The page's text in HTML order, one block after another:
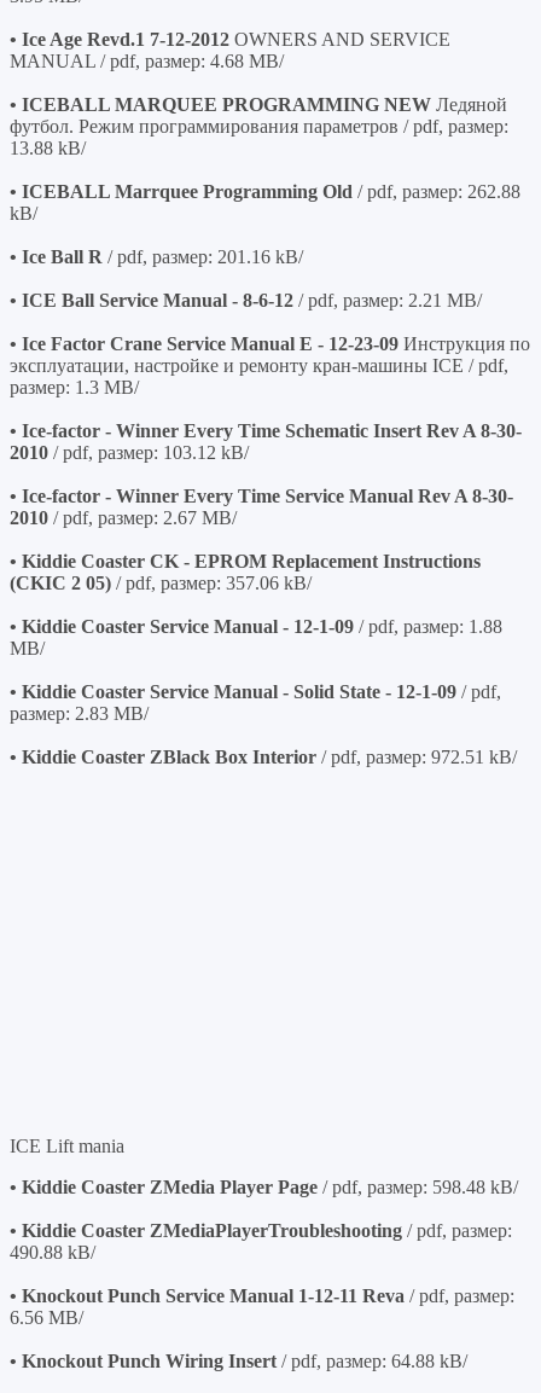
• Ice Age Revd.1 7-12-2012 OWNERS AND SERVICE
MANUAL / pdf, размер: 4.68 MB/
• ICEBALL MARQUEE PROGRAMMING NEW Ледяной
футбол. Режим программирования параметров / pdf, размер:
13.88 kB/
• ICEBALL Marrquee Programming Old / pdf, размер: 262.88
kB/
• Ice Ball R / pdf, размер: 201.16 kB/
• ICE Ball Service Manual - 8-6-12 / pdf, размер: 2.21 MB/
• Ice Factor Crane Service Manual E - 12-23-09 Инструкция по
эксплуатации, настройке и ремонту кран-машины ICE / pdf,
размер: 1.3 MB/
• Ice-factor - Winner Every Time Schematic Insert Rev A 8-30-
2010 / pdf, размер: 103.12 kB/
• Ice-factor - Winner Every Time Service Manual Rev A 8-30-
2010 / pdf, размер: 2.67 MB/
• Kiddie Coaster CK - EPROM Replacement Instructions
(CKIC 2 05) / pdf, размер: 357.06 kB/
• Kiddie Coaster Service Manual - 12-1-09 / pdf, размер: 1.88
MB/
• Kiddie Coaster Service Manual - Solid State - 12-1-09 / pdf,
размер: 2.83 MB/
• Kiddie Coaster ZBlack Box Interior / pdf, размер: 972.51 kB/
ICE Lift mania
• Kiddie Coaster ZMedia Player Page / pdf, размер: 598.48 kB/
• Kiddie Coaster ZMediaPlayerTroubleshooting / pdf, размер:
490.88 kB/
• Knockout Punch Service Manual 1-12-11 Reva / pdf, размер:
6.56 MB/
• Knockout Punch Wiring Insert / pdf, размер: 64.88 kB/